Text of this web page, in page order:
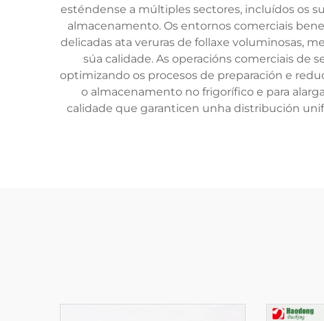
esténdense a múltiples sectores, incluídos os
almacenamento. Os entornos comerciais
delicadas ata veruras de follaxe voluminosas,
súa calidade. As operacións comerciais de
optimizando os procesos de preparación e
o almacenamento no frigorífico e para
calidade que garanticen unha distribución